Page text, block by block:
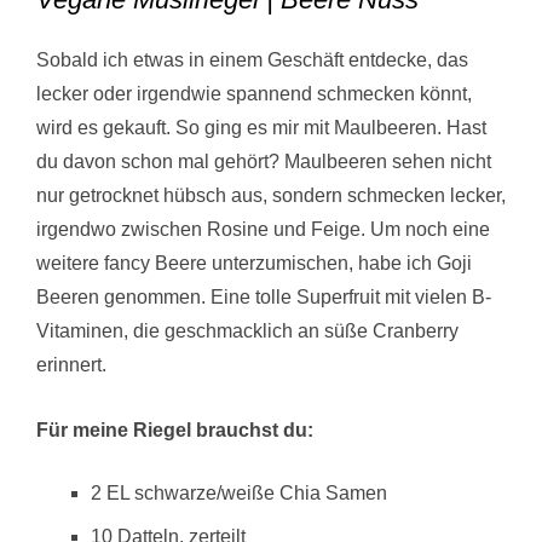
Sobald ich etwas in einem Geschäft entdecke, das
lecker oder irgendwie spannend schmecken könnt,
wird es gekauft. So ging es mir mit Maulbeeren. Hast
du davon schon mal gehört? Maulbeeren sehen nicht
nur getrocknet hübsch aus, sondern schmecken lecker,
irgendwo zwischen Rosine und Feige. Um noch eine
weitere fancy Beere unterzumischen, habe ich Goji
Beeren genommen. Eine tolle Superfruit mit vielen B-
Vitaminen, die geschmacklich an süße Cranberry
erinnert.
Für meine Riegel brauchst du:
2 EL schwarze/weiße Chia Samen
10 Datteln, zerteilt